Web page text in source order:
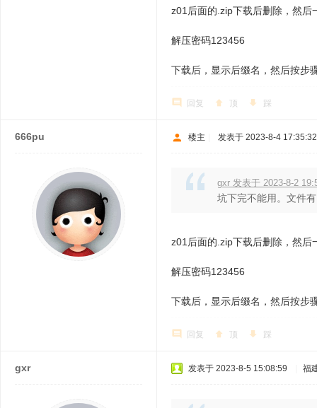
z01后面的.zip下载后删除，然后
解压密码123456
下载后，显示后缀名，然后按步
回复 顶 踩
666pu 楼主 发表于 2023-8-4 17:35:32
gxr 发表于 2023-8-2
坑下完不能用。文件
z01后面的.zip下载后删除，然后
解压密码123456
下载后，显示后缀名，然后按步
回复 顶 踩
gxr 发表于 2023-8-5 15:08:59 福